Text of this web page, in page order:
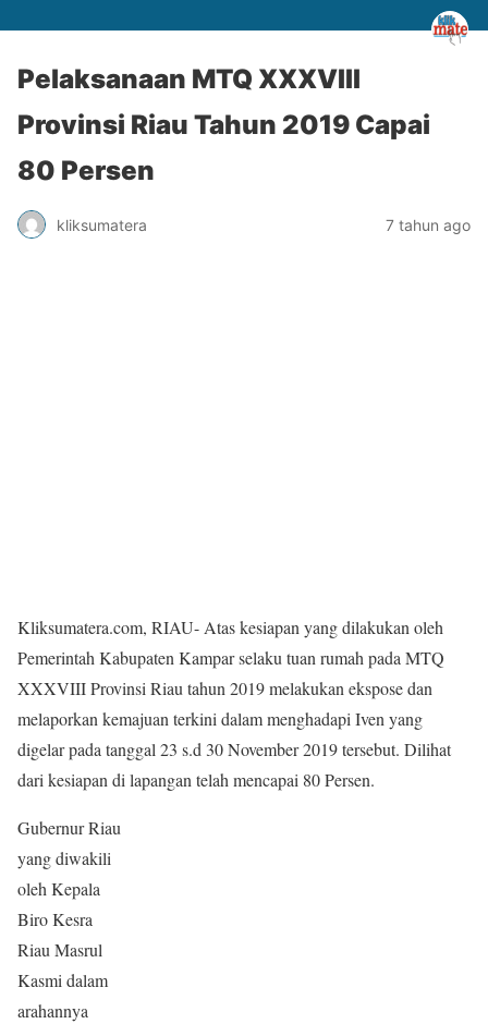
Pelaksanaan MTQ XXXVIII
Provinsi Riau Tahun 2019 Capai
80 Persen
kliksumatera 7 tahun ago
Kliksumatera.com, RIAU- Atas kesiapan yang dilakukan oleh
Pemerintah Kabupaten Kampar selaku tuan rumah pada MTQ
XXXVIII Provinsi Riau tahun 2019 melakukan ekspose dan
melaporkan kemajuan terkini dalam menghadapi Iven yang
digelar pada tanggal 23 s.d 30 November 2019 tersebut. Dilihat
dari kesiapan di lapangan telah mencapai 80 Persen.
Gubernur Riau
yang diwakili
oleh Kepala
Biro Kesra
Riau Masrul
Kasmi dalam
arahannya